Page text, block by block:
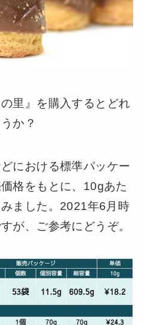
里』を購入するとどれ
か？
における標準パッケー
格をもとに、10gあた
ました。2021年6月時
が、ご参考にどうぞ。